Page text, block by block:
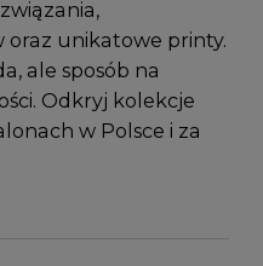
unikatowe printy.
ale sposób na
Odkryj kolekcje
w Polsce i za